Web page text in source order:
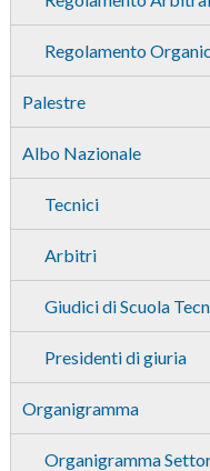
Regolamento
Palestre
Albo Nazionale
Tecnici
Arbitri
Giudici di Scuola
Presidenti di giuria
Organigramma
Organigramma